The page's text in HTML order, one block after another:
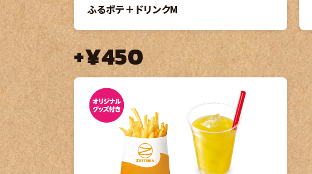
ふるポテ＋ドリンクM
+¥450